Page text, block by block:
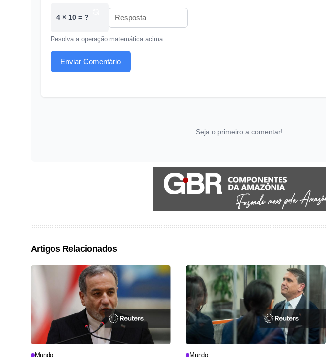
4 × 10 = ?
Resolva a operação matemática acima
Enviar Comentário
Seja o primeiro a comentar!
Artigos Relacionados
Mundo Mundo